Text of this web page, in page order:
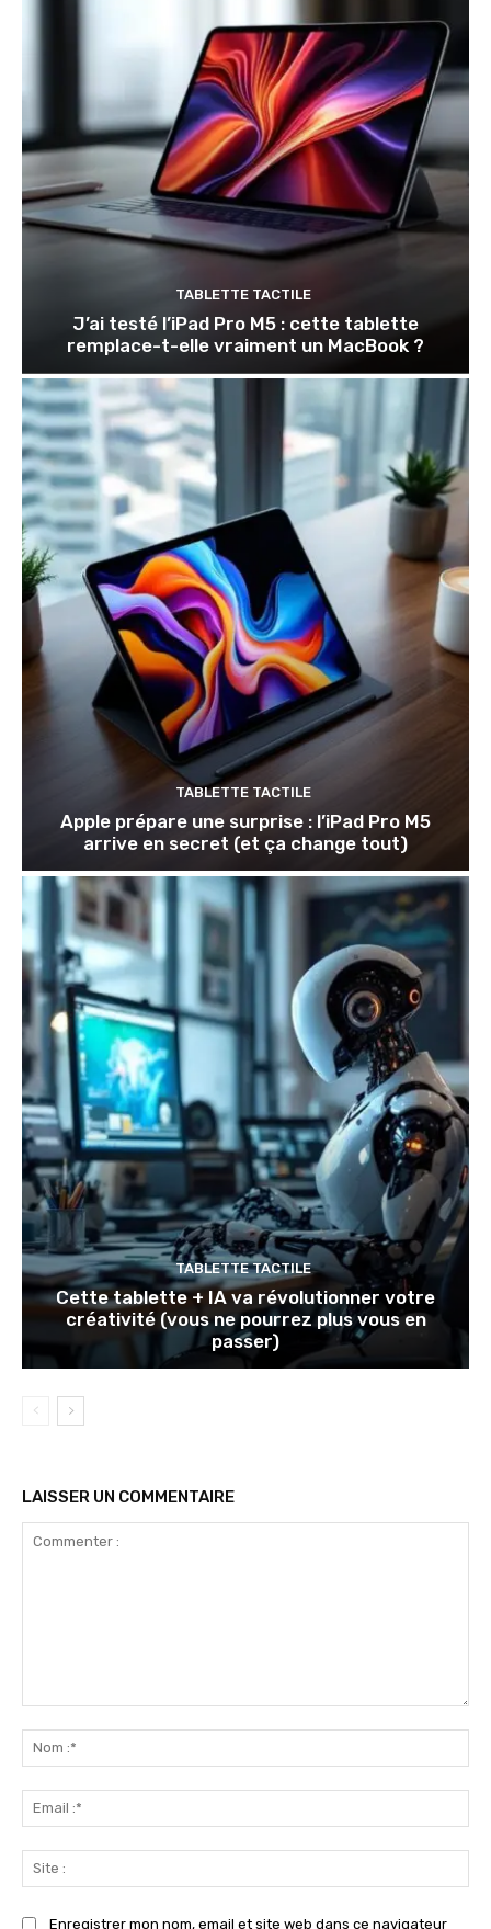
TABLETTE TACTILE
J’ai testé l’iPad Pro M5 : cette tablette
remplace-t-elle vraiment un MacBook ?
TABLETTE TACTILE
Apple prépare une surprise : l’iPad Pro M5
arrive en secret (et ça change tout)
TABLETTE TACTILE
Cette tablette + IA va révolutionner votre
créativité (vous ne pourrez plus vous en
passer)
LAISSER UN COMMENTAIRE
:*
:*
:
Enregistrer mon nom, email et site web dans ce navigateur